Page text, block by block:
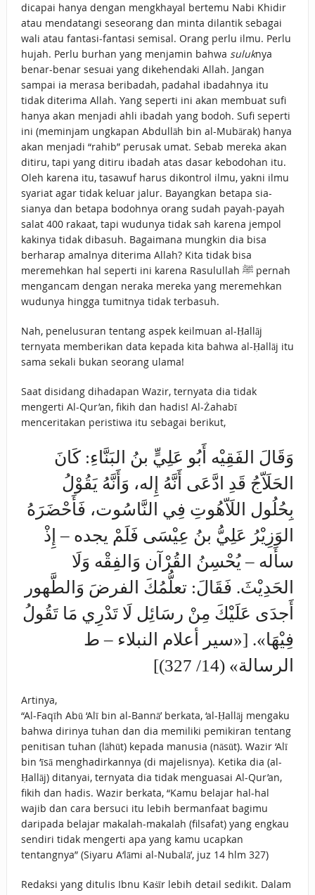
dicapai hanya dengan mengkhayal bertemu Nabi Khidir
atau mendatangi seseorang dan minta dilantik sebagai
wali atau fantasi-fantasi semisal. Orang perlu ilmu. Perlu
hujah. Perlu burhan yang menjamin bahwa suluknya
benar-benar sesuai yang dikehendaki Allah. Jangan
sampai ia merasa beribadah, padahal ibadahnya itu
tidak diterima Allah. Yang seperti ini akan membuat sufi
hanya akan menjadi ahli ibadah yang bodoh. Sufi seperti
ini (meminjam ungkapan Abdullāh bin al-Mubārak) hanya
akan menjadi “rahib” perusak umat. Sebab mereka akan
ditiru, tapi yang ditiru ibadah atas dasar kebodohan itu.
Oleh karena itu, tasawuf harus dikontrol ilmu, yakni ilmu
syariat agar tidak keluar jalur. Bayangkan betapa sia-
sianya dan betapa bodohnya orang sudah payah-payah
salat 400 rakaat, tapi wudunya tidak sah karena jempol
kakinya tidak dibasuh. Bagaimana mungkin dia bisa
berharap amalnya diterima Allah? Kita tidak bisa
meremehkan hal seperti ini karena Rasulullah ﷺ pernah
mengancam dengan neraka mereka yang meremehkan
wudunya hingga tumitnya tidak terbasuh.
Nah, penelusuran tentang aspek keilmuan al-Ḥallāj
ternyata memberikan data kepada kita bahwa al-Ḥallāj itu
sama sekali bukan seorang ulama!
Saat disidang dihadapan Wazir, ternyata dia tidak
mengerti Al-Qur’an, fikih dan hadis! Al-Żahabī
menceritakan peristiwa itu sebagai berikut,
وَقَالَ الفَقِيْه أَبُو عَلِيٍّ بنُ البَنَّاءِ: كَانَ
الحَلَاّجُ قَدِ ادَّعَى أَنَّهُ إِله، وَأَنَّهُ يَقُوْلُ
بِحُلُول اللَاّهُوتِ فِي النَّاسُوت، فَأَحْضَرَهُ
الوَزِيْرُ عَلِيُّ بنُ عِيْسَى فَلَمْ يجده – إِذْ
سأَله – يُحْسِنُ القُرْآن وَالفِقْه وَلَا
الحَدِيْثَ. فَقَالَ: تعلُّمُكَ الفرضَ وَالطَّهور
أَجدَى عَلَيْكَ مِنْ رسَائِل لَا تَدْرِي مَا تَقُولُ
فِيْهَا». [«سير أعلام النبلاء – ط
الرسالة» (14/ 327)]
Artinya,
“Al-Faqīh Abū ‘Alī bin al-Bannā’ berkata, ‘al-Ḥallāj mengaku
bahwa dirinya tuhan dan dia memiliki pemikiran tentang
penitisan tuhan (lāhūt) kepada manusia (nāsūt). Wazir ‘Alī
bin ‘īsā menghadirkannya (di majelisnya). Ketika dia (al-
Ḥallāj) ditanyai, ternyata dia tidak menguasai Al-Qur’an,
fikih dan hadis. Wazir berkata, “Kamu belajar hal-hal
wajib dan cara bersuci itu lebih bermanfaat bagimu
daripada belajar makalah-makalah (filsafat) yang engkau
sendiri tidak mengerti apa yang kamu ucapkan
tentangnya” (Siyaru A‘lāmi al-Nubalā’, juz 14 hlm 327)
Redaksi yang ditulis Ibnu Kaṡīr lebih detail sedikit. Dalam